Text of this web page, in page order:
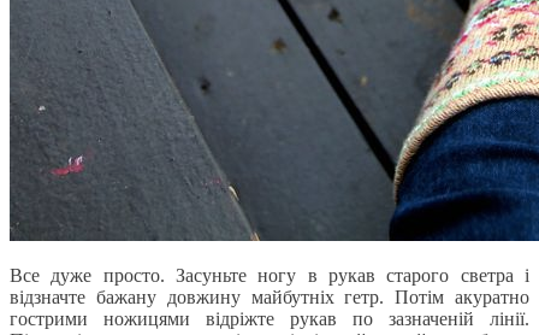
Все дуже просто. Засуньте ногу в рукав старого светра і
відзначте бажану довжину майбутніх гетр. Потім акуратно
гострими ножицями відріжте рукав по зазначеній лінії.